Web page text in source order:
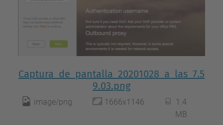
Captura_de_pantalla_20201028_a_las_7.5
9.03.png
image/png 1666x1146
1.4
MB